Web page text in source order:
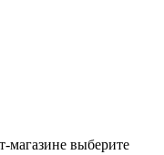
магазине выберите